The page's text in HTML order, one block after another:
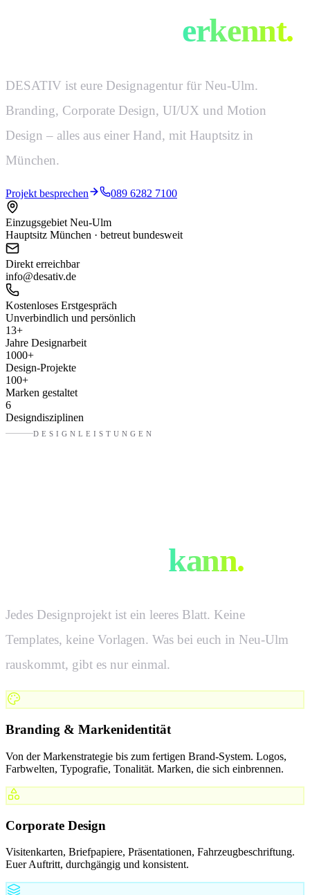
erkennt.
DESATIV ist eure Designagentur für Neu-Ulm.
Branding, Corporate Design, UI/UX und Motion
Design – alles aus einer Hand, mit Hauptsitz in
München.
Projekt besprechen 089 6282 7100
Einzugsgebiet Neu-Ulm
Hauptsitz München · betreut bundesweit
Direkt erreichbar
info@desativ.de
Kostenloses Erstgespräch
Unverbindlich und persönlich
13+
Jahre Designarbeit
1000+
Design-Projekte
100+
Marken gestaltet
6
Designdisziplinen
DESIGNLEISTUNGEN
kann.
Jedes Designprojekt ist ein leeres Blatt. Keine
Templates, keine Vorlagen. Was bei euch in Neu-Ulm
rauskommt, gibt es nur einmal.
Branding & Markenidentität
Von der Markenstrategie bis zum fertigen Brand-System. Logos,
Farbwelten, Typografie, Tonalität. Marken, die sich einbrennen.
Corporate Design
Visitenkarten, Briefpapiere, Präsentationen, Fahrzeugbeschriftung.
Euer Auftritt, durchgängig und konsistent.